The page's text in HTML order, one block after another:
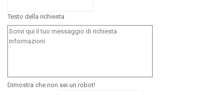
Testo della richiesta
Dimostra che non sei un robot!